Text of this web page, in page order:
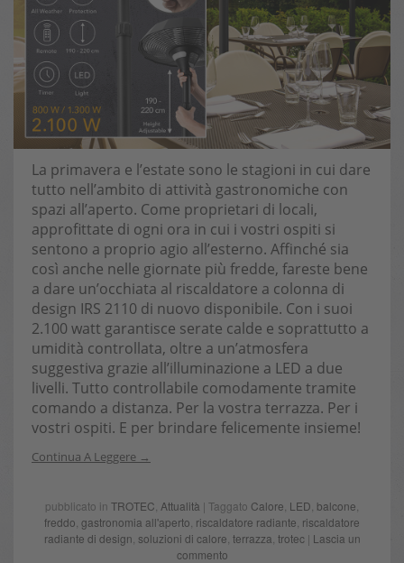
La primavera e l’estate sono le stagioni in cui dare
tutto nell’ambito di attività gastronomiche con
spazi all’aperto. Come proprietari di locali,
approfittate di ogni ora in cui i vostri ospiti si
sentono a proprio agio all’esterno. Affinché sia
così anche nelle giornate più fredde, fareste bene
a dare un’occhiata al riscaldatore a colonna di
design IRS 2110 di nuovo disponibile. Con i suoi
2.100 watt garantisce serate calde e soprattutto a
umidità controllata, oltre a un’atmosfera
suggestiva grazie all’illuminazione a LED a due
livelli. Tutto controllabile comodamente tramite
comando a distanza. Per la vostra terrazza. Per i
vostri ospiti. E per brindare felicemente insieme!
Continua A Leggere
pubblicato in TROTEC Attualità | Taggato Calore LED balcone
freddo gastronomia all'aperto riscaldatore radiante riscaldatore
radiante di design soluzioni di calore terrazza trotec| Lascia un
commento